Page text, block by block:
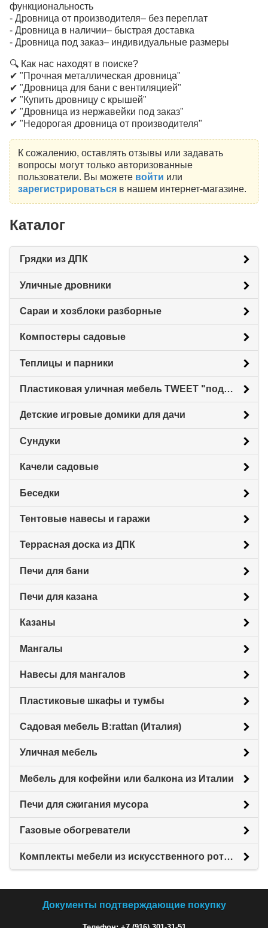
функциональность
- Дровница от производителя– без переплат
- Дровница в наличии– быстрая доставка
- Дровница под заказ– индивидуальные размеры
🔍 Как нас находят в поиске?
✔ "Прочная металлическая дровница"
✔ "Дровница для бани с вентиляцией"
✔ "Купить дровницу с крышей"
✔ "Дровница из нержавейки под заказ"
✔ "Недорогая дровница от производителя"
К сожалению, оставлять отзывы или задавать
вопросы могут только авторизованные
пользователи. Вы можете войти или
зарегистрироватьсяв нашем интернет-магазине.
Каталог
Грядки из ДПК
Уличные дровники
Сараи и хозблоки разборные
Компостеры садовые
Теплицы и парники
Пластиковая уличная мебель TWEET "под ротанг"
Детские игровые домики для дачи
Сундуки
Качели садовые
Беседки
Тентовые навесы и гаражи
Террасная доска из ДПК
Печи для бани
Печи для казана
Казаны
Мангалы
Навесы для мангалов
Пластиковые шкафы и тумбы
Садовая мебель B:rattan (Италия)
Уличная мебель
Мебель для кофейни или балкона из Италии
Печи для сжигания мусора
Газовые обогреватели
Комплекты мебели из искусственного ротанга
Документы подтверждающие покупку